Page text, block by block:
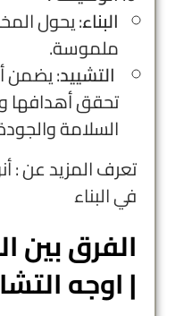
البناء: يحول
ملموسة.
التشييد: يضمن
تحقق أهدافها
السلامة
تعرف المزيد عن :
في البناء
الفرق بين
| اوجه